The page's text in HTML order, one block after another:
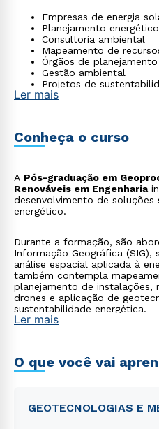
Empresas de energia
Planejamento energético
Consultoria ambiental
Mapeamento de
Órgãos de
Gestão ambiental
Projetos de
Ler mais
Conheça o curso
A Pós-graduação em
Renováveis em Engenharia
desenvolvimento de soluções
energético.
Durante a formação, são
Informação Geográfica (SIG),
análise espacial aplicada à
também contempla
planejamento de instalações,
drones e aplicação de
sustentabilidade energética.
Ler mais
O que você vai
GEOTECNOLOGIAS E